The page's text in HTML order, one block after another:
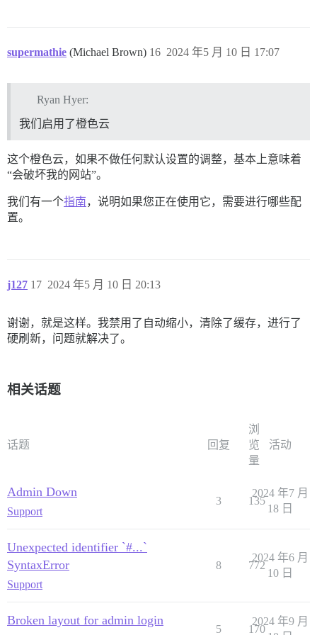
supermathie (Michael Brown) 2024 年5 月 10 日 17:07
16
Ryan Hyer:
我们启用了橙色云
这个橙色云，如果不做任何默认设置的调整，基本上意味着
“会破坏我的网站”。
我们有一个指南，说明如果您正在使用它，需要进行哪些配
置。
j127 2024 年5 月 10 日 20:13
17
谢谢，就是这样。我禁用了自动缩小，清除了缓存，进行了
硬刷新，问题就解决了。
相关话题
话题 回复
浏
览
量
活动
Admin Down
Support
3 135
2024 年7 月
18 日
Unexpected identifier `#...`
SyntaxError
Support
8 772
2024 年6 月
10 日
Broken layout for admin login
5 170
2024 年9 月